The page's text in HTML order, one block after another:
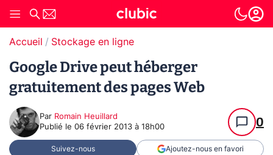
Accueil Stockage en ligne
Google Drive peut héberger
gratuitement des pages Web
Par Romain Heuillard
Publié le 06 février 2013 à 18h00 0
Suivez-nous Ajoutez-nous en favori